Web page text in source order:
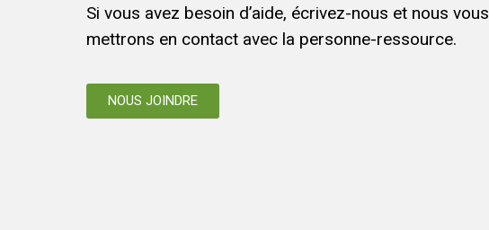
Si vous avez besoin d’aide, écrivez-nous et nous vous
mettrons en contact avec la personne-ressource.
NOUS JOINDRE